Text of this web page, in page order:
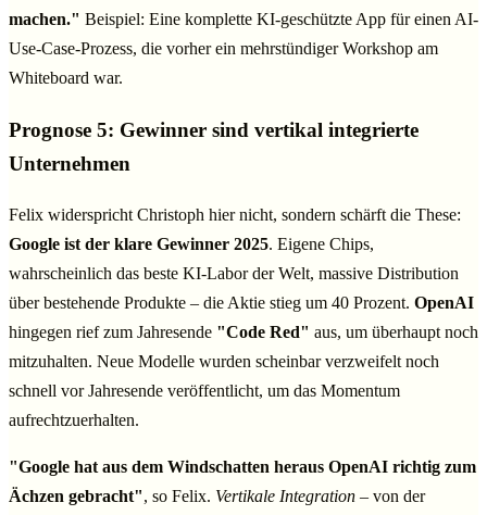
machen." Beispiel: Eine komplette KI-geschützte App für einen AI-
Use-Case-Prozess, die vorher ein mehrstündiger Workshop am
Whiteboard war.
Prognose 5: Gewinner sind vertikal integrierte
Unternehmen
Felix widerspricht Christoph hier nicht, sondern schärft die These:
Google ist der klare Gewinner 2025. Eigene Chips,
wahrscheinlich das beste KI-Labor der Welt, massive Distribution
über bestehende Produkte – die Aktie stieg um 40 Prozent. OpenAI
hingegen rief zum Jahresende "Code Red" aus, um überhaupt noch
mitzuhalten. Neue Modelle wurden scheinbar verzweifelt noch
schnell vor Jahresende veröffentlicht, um das Momentum
aufrechtzuerhalten.
"Google hat aus dem Windschatten heraus OpenAI richtig zum
Ächzen gebracht", so Felix. Vertikale Integration – von der